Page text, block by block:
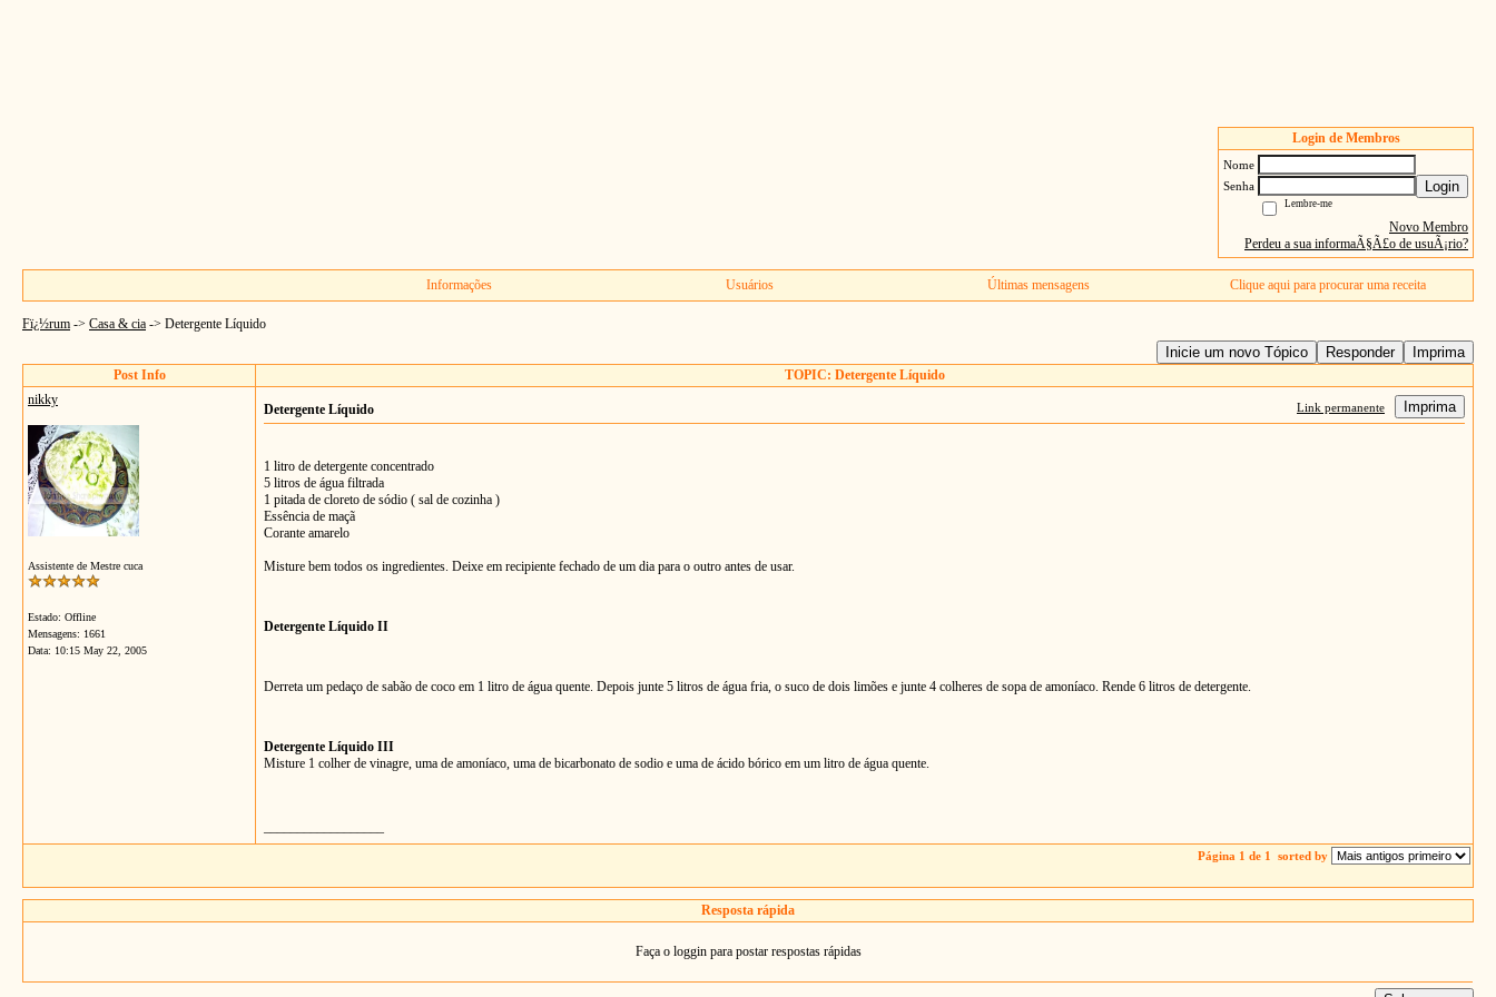
Login de Membros
Nome
Senha
Login
Lembre-me
Novo Membro
Perdeu a sua informaÃ§Ã£o de usuÃ¡rio?
Informações Usuários Últimas mensagens Clique aqui para procurar uma receita
Fï¿½rum -> Casa & cia -> Detergente Líquido
Inicie um novo Tópico Responder Imprima
Post Info
TOPIC: Detergente Líquido
nikky
Assistente de Mestre cuca
Estado: Offline
Mensagens: 1661
Data: 10:15 May 22, 2005
Detergente Líquido Link permanente Imprima
1 litro de detergente concentrado
5 litros de água filtrada
1 pitada de cloreto de sódio ( sal de cozinha )
Essência de maçã
Corante amarelo
Misture bem todos os ingredientes. Deixe em recipiente fechado de um dia para o outro antes de usar.
Detergente Líquido II
Derreta um pedaço de sabão de coco em 1 litro de água quente. Depois junte 5 litros de água fria, o suco de dois limões e junte 4 colheres de sopa de amoníaco. Rende 6 litros de detergente.
Detergente Líquido III
Misture 1 colher de vinagre, uma de amoníaco, uma de bicarbonato de sodio e uma de ácido bórico em um litro de água quente.
Página 1 de 1 sorted by
Resposta rápida
Faça o loggin para postar respostas rápidas